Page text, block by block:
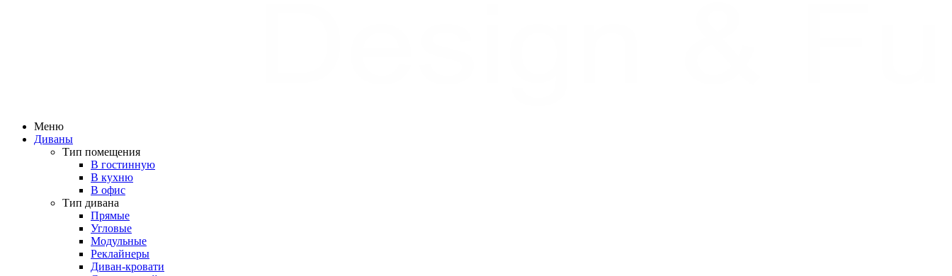
Меню
Диваны
Тип помещения
В гостинную
В кухню
В офис
Тип дивана
Прямые
Угловые
Модульные
Реклайнеры
Диван-кровати